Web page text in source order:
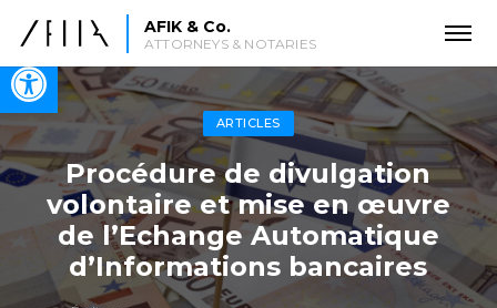
Open toolbar
AFIK & Co.
ATTORNEYS & NOTARIES
ARTICLES
Procédure de divulgation
volontaire et mise en œuvre
de l’Echange Automatique
d’Informations bancaires